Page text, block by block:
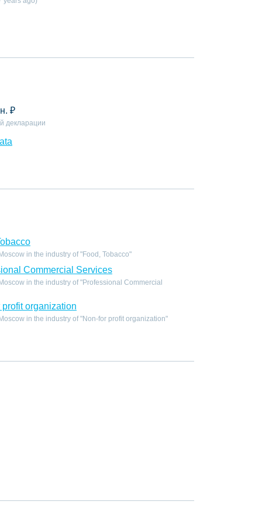
₽
декларации
in the industry of "Food, Tobacco"
Commercial Services
in the industry of "Professional Commercial
profit organization
in the industry of "Non-for profit organization"